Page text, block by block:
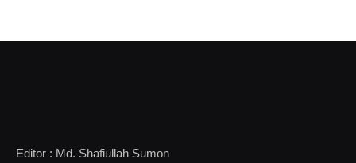
Editor : Md. Shafiullah Sumon